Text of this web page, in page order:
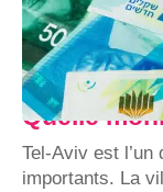
Quelle
Tel-Aviv est
importants. La